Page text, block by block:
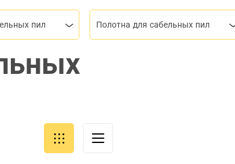
пил Полотна для сабельных пил